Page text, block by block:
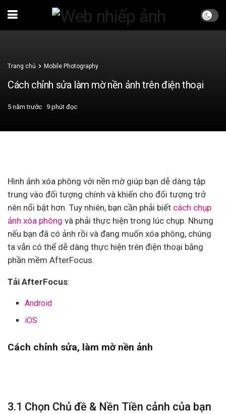
Trang chủ Mobile Photography
Cách chỉnh sửa làm mờ nền ảnh trên điện thoại
5 năm trước 9 phút đọc
Hình ảnh xóa phông với nền mờ giúp bạn dễ dàng tập
trung vào đối tượng chính và khiến cho đối tượng trở
nên nổi bật hơn. Tuy nhiên, bạn cần phải biết cách chụp
ảnh xóa phông và phải thực hiện trong lúc chụp. Nhưng
nếu bạn đã có ảnh rồi và đang muốn xóa phông, chúng
ta vẫn có thể dễ dàng thực hiện trên điện thoại bằng
phần mềm AfterFocus.
Tải AfterFocus:
Android
iOS
Cách chỉnh sửa, làm mờ nền ảnh
3.1 Chọn Chủ đề & Nền Tiền cảnh của bạn